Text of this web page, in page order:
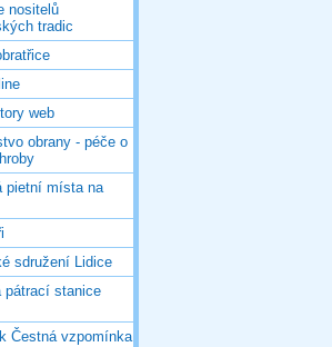
nositelů
tradic
web
obrany - péče o
pietní místa na
sdružení Lidice
pátrací stanice
Čestná vzpomínka